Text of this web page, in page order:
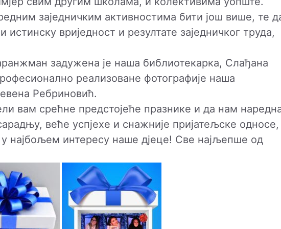
заједничким активностима бити још више, те
истинску вриједност и резултате заједничког труда,
задужена је наша библиотекарка, Слађана
реализоване фотографије наша
Ребриновић.
вам срећне предстојеће празнике и да нам
веће успјехе и снажније пријатељске односе,
у најбољем интересу наше д‌јеце! Све најљепше од